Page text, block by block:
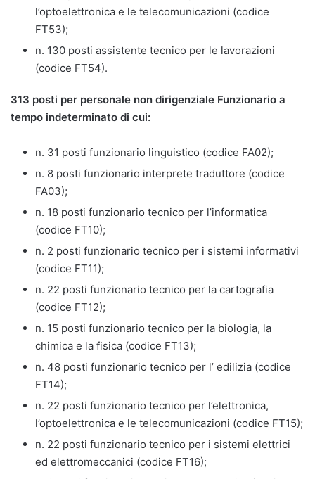
l’optoelettronica e le telecomunicazioni (codice
FT53);
n. 130 posti assistente tecnico per le lavorazioni
(codice FT54).
313 posti per personale non dirigenziale Funzionario a
tempo indeterminato di cui:
n. 31 posti funzionario linguistico (codice FA02);
n. 8 posti funzionario interprete traduttore (codice
FA03);
n. 18 posti funzionario tecnico per l’informatica
(codice FT10);
n. 2 posti funzionario tecnico per i sistemi informativi
(codice FT11);
n. 22 posti funzionario tecnico per la cartografia
(codice FT12);
n. 15 posti funzionario tecnico per la biologia, la
chimica e la fisica (codice FT13);
n. 48 posti funzionario tecnico per l’ edilizia (codice
FT14);
n. 22 posti funzionario tecnico per l’elettronica,
l’optoelettronica e le telecomunicazioni (codice FT15);
n. 22 posti funzionario tecnico per i sistemi elettrici
ed elettromeccanici (codice FT16);